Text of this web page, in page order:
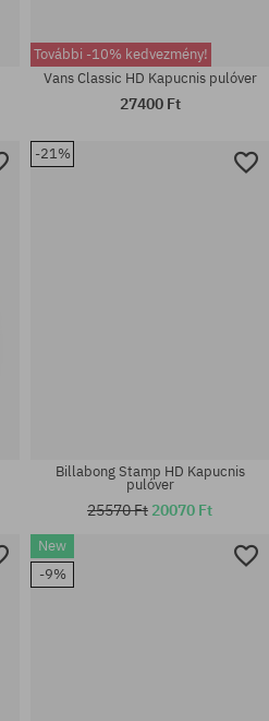
Elérhető méretek:
Elérhető méretek:
S; M; L; XL; XXL
További -10% kedvezmény!
Vans Classic HD Kapucnis pulóver
27400 Ft
-21%
Billabong Stamp HD Kapucnis
pulóver
25570 Ft 20070 Ft
New
-9%